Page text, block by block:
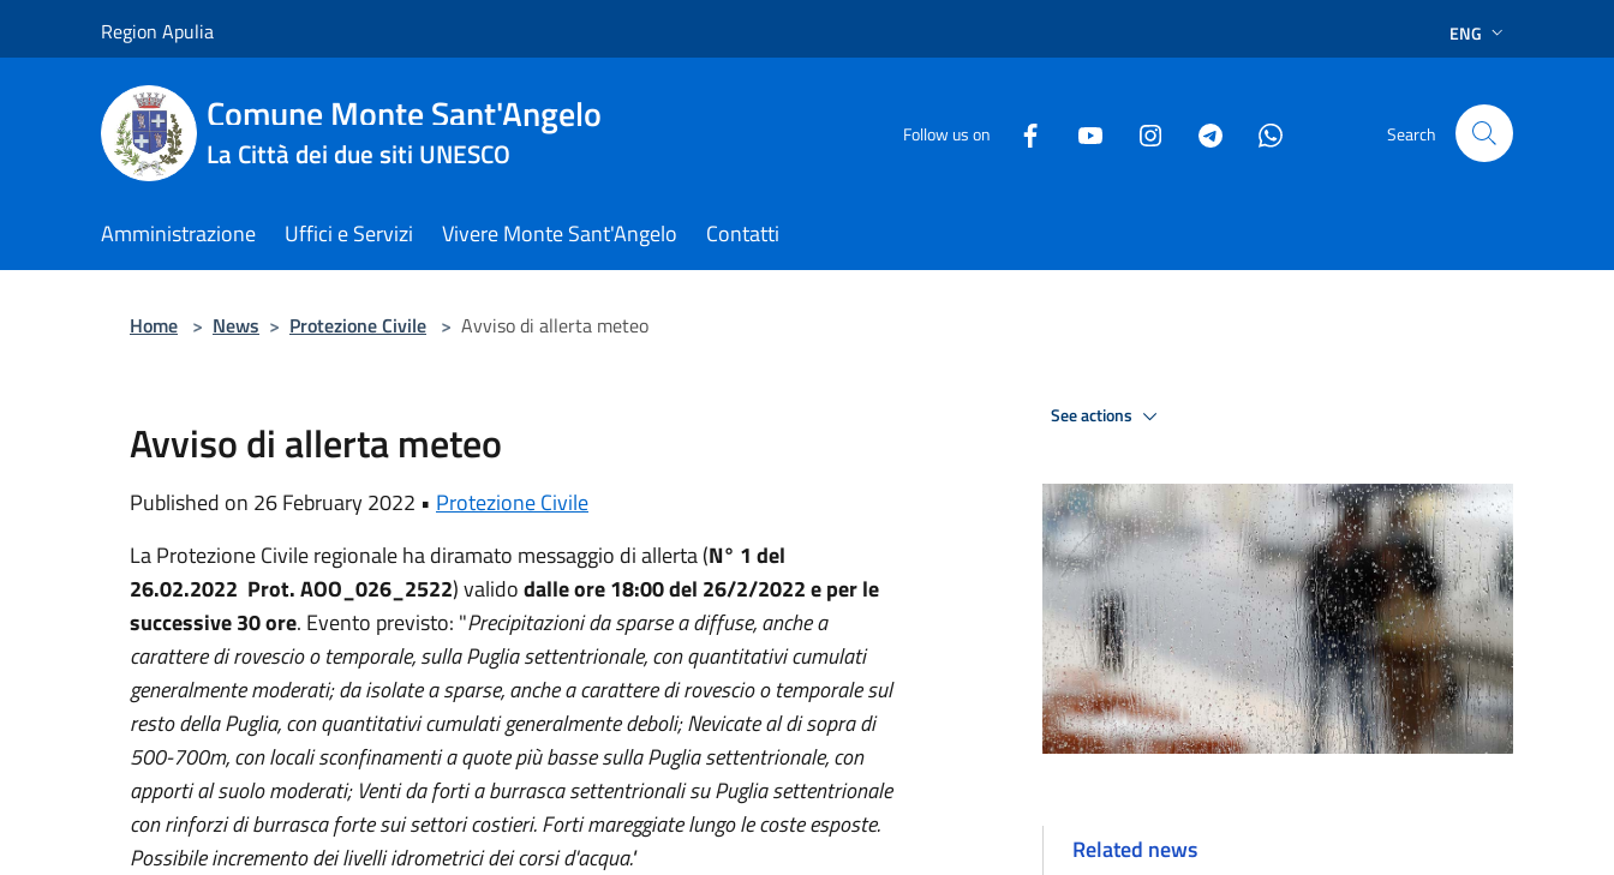
Region Apulia ENG
Comune Monte Sant'Angelo
La Città dei due siti UNESCO
Follow us on Search
Amministrazione Uffici e Servizi Vivere Monte Sant'Angelo Contatti
Home > News > Protezione Civile > Avviso di allerta meteo
Avviso di allerta meteo
Published on 26 February 2022 • Protezione Civile
La Protezione Civile regionale ha diramato messaggio di allerta (N° 1 del
26.02.2022 Prot. AOO_026_2522) validodalle ore 18:00 del 26/2/2022e per le
successive 30 ore. Evento previsto: "Precipitazioni da sparse a diffuse, anche a
carattere di rovescio o temporale, sulla Puglia settentrionale, con quantitativi cumulati
generalmente moderati; da isolate a sparse, anche a carattere di rovescio o temporale sul
resto della Puglia, con quantitativi cumulati generalmente deboli; Nevicate al di sopra di
500-700m, con locali sconfinamenti a quote più basse sulla Puglia settentrionale, con
apporti al suolo moderati; Venti da forti a burrasca settentrionali su Puglia settentrionale
con rinforzi di burrasca forte sui settori costieri. Forti mareggiate lungo le coste esposte.
Possibile incremento dei livelli idrometrici dei corsi d'acqua."
See actions
Related news